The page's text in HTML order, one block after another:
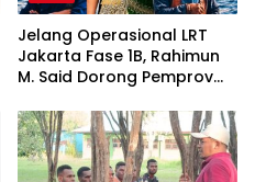
Jelang Operasional LRT
Jakarta Fase 1B, Rahimun
M. Said Dorong Pemprov
Economic Corridor
Initiative